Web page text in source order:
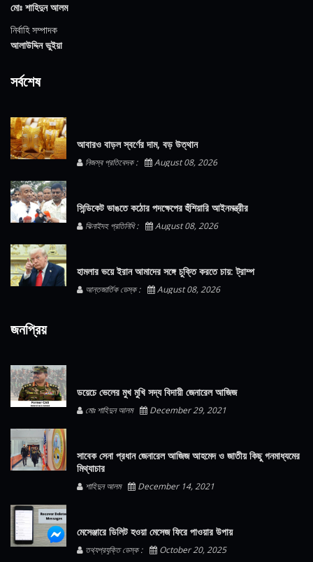
মোঃ শাহিদুন আলম
নির্বাহি সম্পাদক
আলাউদ্দিন ভুইয়া
সর্বশেষ
আবারও বাড়ল স্বর্ণের দাম, বড় উত্থান
নিজস্ব প্রতিবেদক : August 08, 2026
সিন্ডিকেট ভাঙতে কঠোর পদক্ষেপের হুঁশিয়ারি আইনমন্ত্রীর
ঝিনাইদহ প্রতিনিধি : August 08, 2026
হামলার ভয়ে ইরান আমাদের সঙ্গে চুক্তি করতে চায়: ট্রাম্প
আন্তজার্তিক ডেস্ক : August 08, 2026
জনপ্রিয়
ডয়েচে ভেলের মুখ মুখি সদ্য বিদায়ী জেনারেল আজিজ
মোঃ শাহিদুন আলম December 29, 2021
সাবেক সেনা প্রধান জেনারেল আজিজ আহমেদ ও জাতীয় কিছু গনমাধ্যমের
মিথ্যাচার
শাহিদুন আলম December 14, 2021
মেসেঞ্জারে ডিলিট হওয়া মেসেজ ফিরে পাওয়ার উপায়
তথ্যপ্রযুক্তি ডেস্ক : October 20, 2025